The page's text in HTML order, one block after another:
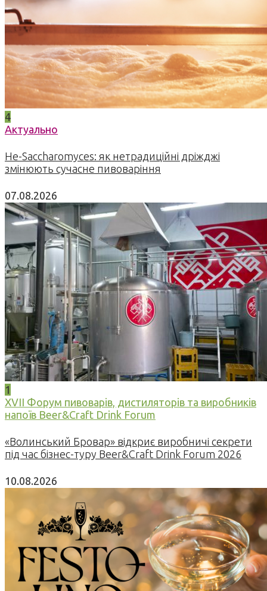
4
Актуально
Не-Saccharomyces: як нетрадиційні дріжджі
змінюють сучасне пивоваріння
07.08.2026
1
XVII Форум пивоварів, дистиляторів та виробників
напоїв Beer&Craft Drink Forum
«Волинський Бровар» відкриє виробничі секрети
під час бізнес-туру Beer&Craft Drink Forum 2026
10.08.2026